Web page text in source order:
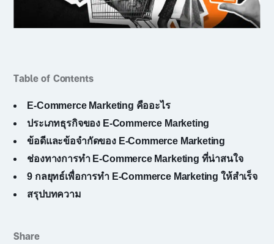
Table of Contents
E-Commerce Marketing คืออะไร
ประเภทธุรกิจของ E-Commerce Marketing
ข้อดีและข้อจำกัดของ E-Commerce Marketing
ช่องทางการทำ E-Commerce Marketing ที่น่าสนใจ
9 กลยุทธ์เพื่อการทำ E-Commerce Marketing ให้สำเร็จ
สรุปบทความ
Share